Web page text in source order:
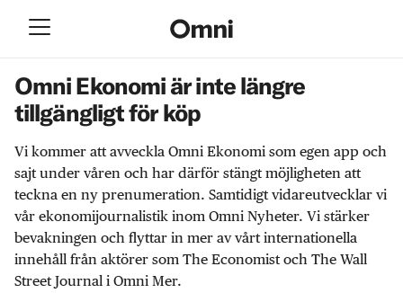
Omni Ekonomi är inte längre
tillgängligt för köp
Vi kommer att avveckla Omni Ekonomi som egen app och
sajt under våren och har därför stängt möjligheten att
teckna en ny prenumeration. Samtidigt vidareutvecklar vi
vår ekonomijournalistik inom Omni Nyheter. Vi stärker
bevakningen och flyttar in mer av vårt internationella
innehåll från aktörer som The Economist och The Wall
Street Journal i Omni Mer.